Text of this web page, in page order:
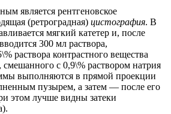
является рентгеновское
(ретроградная) цистография. В
мягкий катетер и, после
300 мл раствора,
раствора контрастного вещества
смешанного с 0,9\% раствором натрия
выполняются в прямой проекции
пузырем, а затем — после его
этом лучше видны затеки